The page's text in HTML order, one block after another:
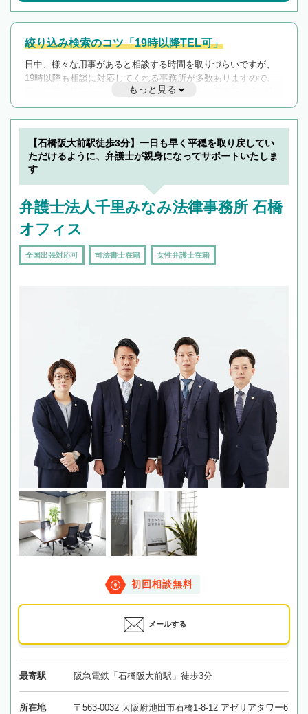
絞り込み検索のコツ「19時以降TEL可」
日中、様々な用事があると相談する時間を取りづらいですが、
19時以降も相談に対応してくれる事務所が多数ありますので、
遅い時間の相談が増えそうな場合はそのような事務所に絞り込
んで検索してみましょう。
19時以降TEL可の条件
を加えて再検索
もっと見る
【石橋阪大前駅徒歩3分】一日も早く平穏を取り戻してい
ただけるように、弁護士が親身になってサポートいたしま
す
弁護士法人千里みなみ法律事務所 石橋
オフィス
全国出張対応可 司法書士在籍 女性弁護士在籍
初回相談無料
メールする
最寄駅 阪急電鉄「石橋阪大前駅」徒歩3分
所在地
〒563-0032 大阪府池田市石橋1-8-12 アゼリアタワー6